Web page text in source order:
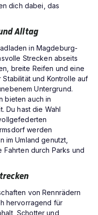
dich dabei, das
Alltag
in Magdeburg-
Strecken abseits
breite Reifen und eine
und Kontrolle auf
Untergrund.
bieten auch in
Du hast die Wahl
werden
im Umland genutzt,
durch Parks und
von Rennrädern
hervorragend für
Schotter und